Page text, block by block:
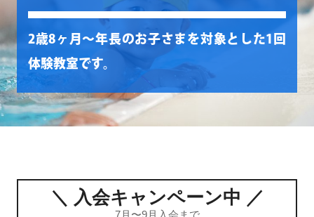
2歳8ヶ月〜年長のお子さまを対象とした1回
体験教室です。
＼ 入会キャンペーン中 ／